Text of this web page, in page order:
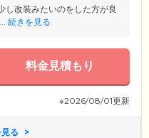
し改装みたいのをした方が良
続きを見る
料金見積もり
※2026/08/01更新
る